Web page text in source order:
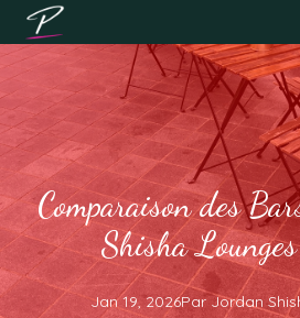
Comparaison des
Shisha
Jan 19, 2026Par Jordan